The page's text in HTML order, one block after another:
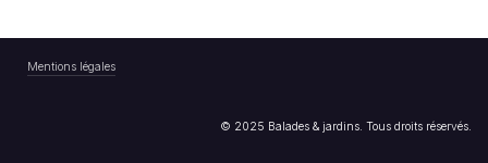
Mentions légales
© 2025 Balades & jardins. Tous droits réservés.